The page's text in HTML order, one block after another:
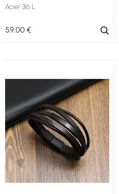
Acier 316 L
59.00 €